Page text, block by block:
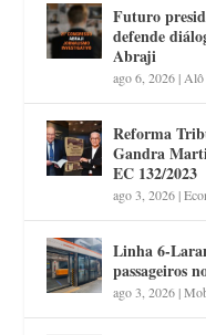
Futuro
defende
Abraji
ago 6, 2026|Alô
Reforma
Gandra
EC 132/2023
ago 3, 2026|
Linha 6-
passageiros
ago 3, 2026|